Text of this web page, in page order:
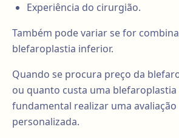
Experiência do cirurgião.
Também pode variar se for
blefaroplastia inferior.
Quando se procura preço da
ou quanto custa uma blefaroplastia
fundamental realizar uma avaliação
personalizada.